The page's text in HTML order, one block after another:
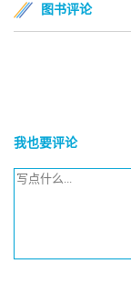
图书评论
我也要评论